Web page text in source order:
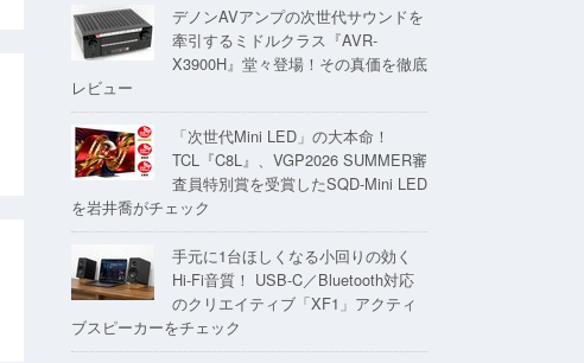
デノンAVアンプの次世代サウンドを
牽引するミドルクラス『AVR-
X3900H』堂々登場！その真価を徹底
レビュー
「次世代Mini LED」の大本命！
TCL『C8L』、VGP2026 SUMMER審
査員特別賞を受賞したSQD-Mini LED
を岩井喬がチェック
手元に1台ほしくなる小回りの効く
Hi-Fi音質！ USB-C／Bluetooth対応
のクリエイティブ「XF1」アクティ
ブスピーカーをチェック